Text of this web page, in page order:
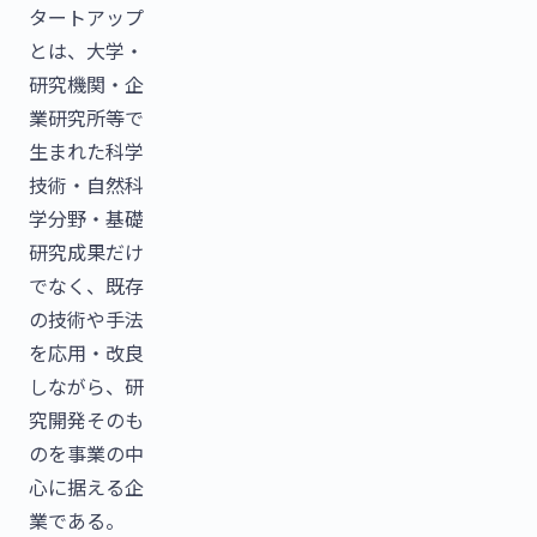
タートアップ
とは、大学・
研究機関・企
業研究所等で
生まれた科学
技術・自然科
学分野・基礎
研究成果だけ
でなく、既存
の技術や手法
を応用・改良
しながら、研
究開発そのも
のを事業の中
心に据える企
業である。